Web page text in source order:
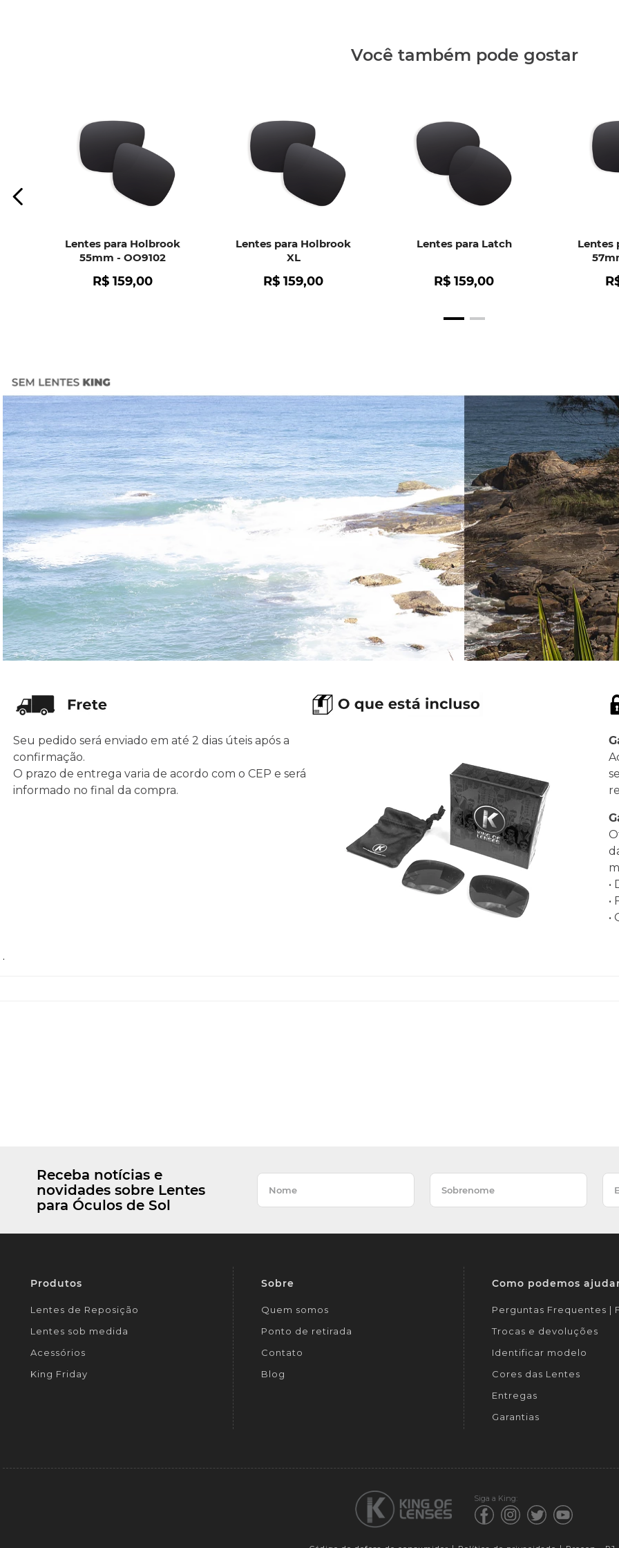
Você também pode gostar
Lentes para Holbrook
55mm - OO9102
R$ 159,00
Lentes para Holbrook
XL
R$ 159,00
Lentes para Latch
R$ 159,00
Lentes
Seu pedido será enviado em até 2 dias úteis após a
confirmação.
O prazo de entrega varia de acordo com o CEP e será
informado no final da compra.
•
•
•
.
Receba notícias e
novidades sobre Lentes
para Óculos de Sol
Produtos
Lentes de Reposição
Lentes sob medida
Acessórios
King Friday
Sobre
Quem somos
Ponto de retirada
Contato
Blog
Como podemos
Perguntas Frequentes |
Trocas e devoluções
Identificar modelo
Cores das Lentes
Entregas
Garantias
Siga a King: